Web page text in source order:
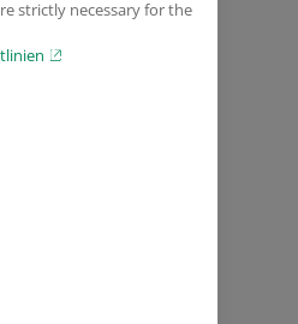
strictly necessary for the